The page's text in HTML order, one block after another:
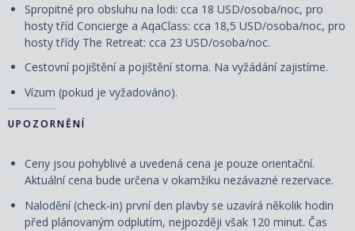
Spropitné pro obsluhu na lodi: cca 18 USD/osoba/noc, pro
hosty tříd Concierge a AqaClass: cca 18,5 USD/osoba/noc, pro
hosty třídy The Retreat: cca 23 USD/osoba/noc.
Cestovní pojištění a pojištění storna. Na vyžádání zajistíme.
Vízum (pokud je vyžadováno).
UPOZORNĚNÍ
Ceny jsou pohyblivé a uvedená cena je pouze orientační.
Aktuální cena bude určena v okamžiku nezávazné rezervace.
Nalodění (check-in) první den plavby se uzavírá několik hodin
před plánovaným odplutím, nejpozději však 120 minut. Čas